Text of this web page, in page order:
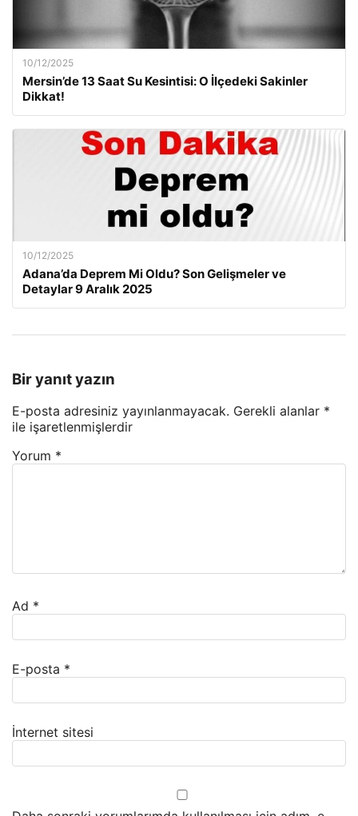
10/12/2025
Mersin’de 13 Saat Su Kesintisi: O İlçedeki Sakinler
Dikkat!
10/12/2025
Adana’da Deprem Mi Oldu? Son Gelişmeler ve
Detaylar 9 Aralık 2025
Bir yanıt yazın
E-posta adresiniz yayınlanmayacak. Gerekli alanlar *
ile işaretlenmişlerdir
Yorum *
Ad *
E-posta *
İnternet sitesi